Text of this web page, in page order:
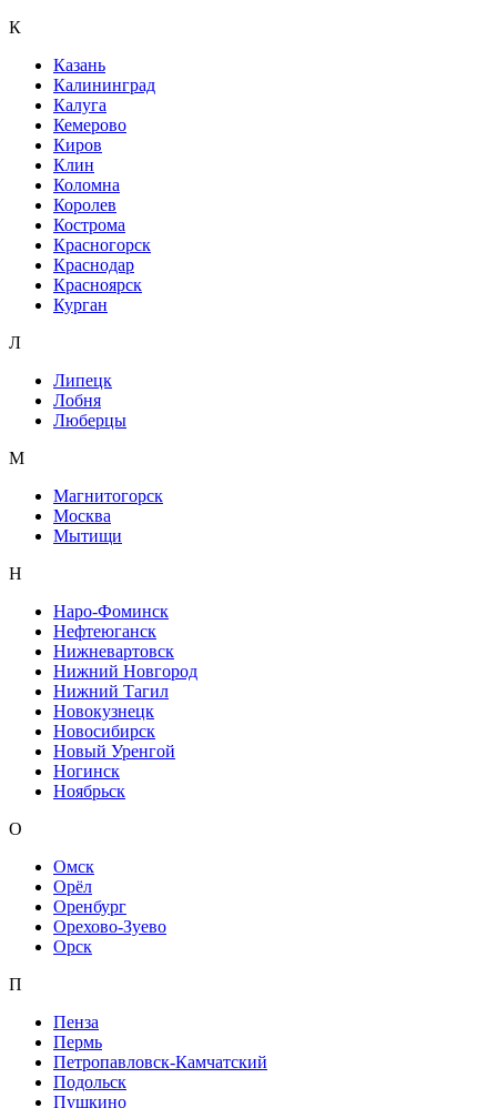
К
Казань
Калининград
Калуга
Кемерово
Киров
Клин
Коломна
Королев
Кострома
Красногорск
Краснодар
Красноярск
Курган
Л
Липецк
Лобня
Люберцы
М
Магнитогорск
Москва
Мытищи
Н
Наро-Фоминск
Нефтеюганск
Нижневартовск
Нижний Новгород
Нижний Тагил
Новокузнецк
Новосибирск
Новый Уренгой
Ногинск
Ноябрьск
О
Омск
Орёл
Оренбург
Орехово-Зуево
Орск
П
Пенза
Пермь
Петропавловск-Камчатский
Подольск
Пушкино